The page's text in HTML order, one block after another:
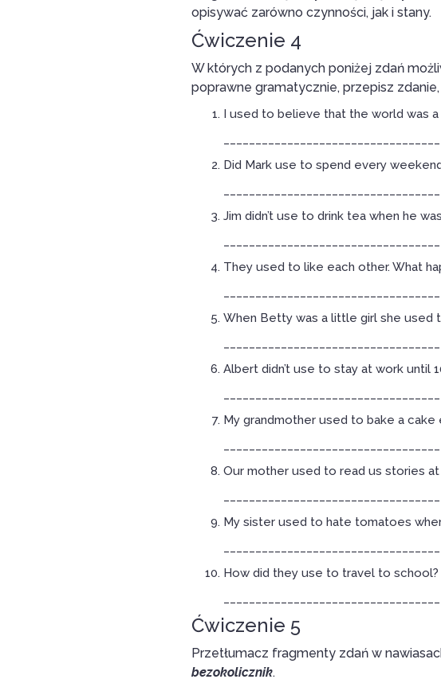
opisywać zarówno czynności, jak i stany.
Ćwiczenie 4
W których z podanych poniżej zdań
poprawne gramatycznie, przepisz
I used to believe that the world was
Did Mark use to spend every
Jim didn’t use to drink tea when he
They used to like each other. What
When Betty was a little girl she used
Albert didn’t use to stay at work until
My grandmother used to bake a cake
Our mother used to read us stories
My sister used to hate tomatoes
How did they use to travel to school?
Ćwiczenie 5
Przetłumacz fragmenty zdań w
bezokolicznik.